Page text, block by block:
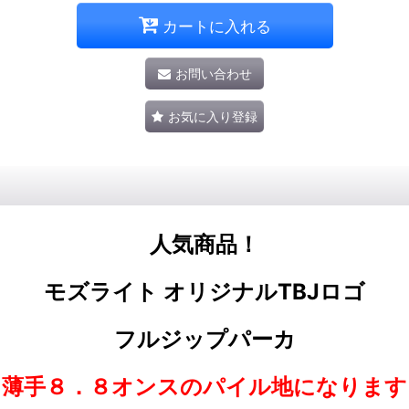
カートに入れる
お問い合わせ
お気に入り登録
人気商品！
モズライト オリジナルTBJロゴ
フルジップパーカ
手８．８オンスのパイル地になりま